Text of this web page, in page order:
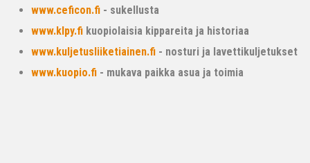
www.ceficon.fi - sukellusta
www.klpy.fi kuopiolaisia kippareita ja historiaa
www.kuljetusliiketiainen.fi - nosturi ja lavettikuljetukset
www.kuopio.fi - mukava paikka asua ja toimia